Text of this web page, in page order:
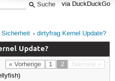
via DuckDuckGo
Sicherheit dirtyfrag Kernel Update?
Update?
« Vorherige 1 2 Nächste »